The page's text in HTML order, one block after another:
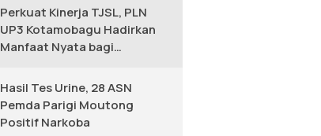
Perkuat Kinerja TJSL, PLN
UP3 Kotamobagu Hadirkan
Manfaat Nyata bagi
Hasil Tes Urine, 28 ASN
Pemda Parigi Moutong
Positif Narkoba